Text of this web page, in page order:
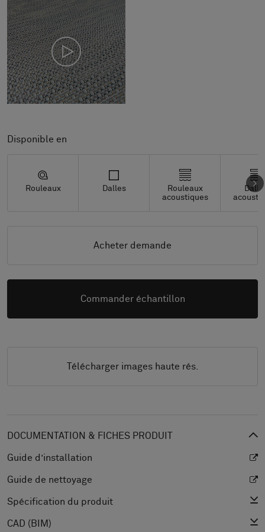
Disponible en
Rouleaux Dalles
Rouleaux
acoustiques
Acheter demande
Commander échantillon
Télécharger images haute rés.
DOCUMENTATION & FICHES PRODUIT
Guide d’installation
Guide de nettoyage
Spécification du produit
CAD (BIM)